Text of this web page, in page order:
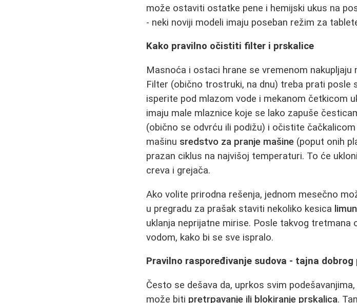
može ostaviti ostatke pene i hemijski ukus na
- neki noviji modeli imaju poseban režim za
Kako pravilno očistiti filter i prskalice
Masnoća i ostaci hrane se vremenom
Filter (obično trostruki, na dnu) treba prati posle
isperite pod mlazom vode i mekanom četkicom
imaju male mlaznice koje se lako zapuše
(obično se odvrću ili podižu) i očistite
mašinu sredstvo za pranje mašine (poput onih
prazan ciklus na najvišoj temperaturi. To će
creva i grejača.
Ako volite prirodna rešenja, jednom mesečno
u pregradu za prašak staviti nekoliko kesica
uklanja neprijatne mirise. Posle takvog
vodom, kako bi se sve ispralo.
Pravilno raspoređivanje sudova - tajna dobrog
Često se dešava da, uprkos svim
može biti pretrpavanje ili blokiranje prskalica.